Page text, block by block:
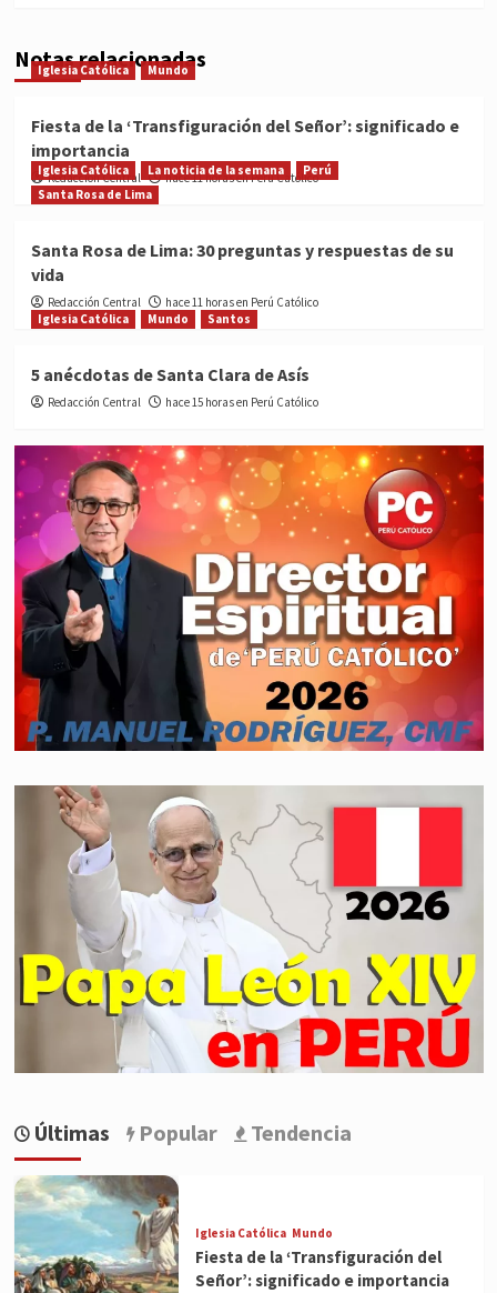
Notas relacionadas
Iglesia Católica Mundo
Fiesta de la ‘Transfiguración del Señor’: significado e
importancia
Redacción Central hace 11 horas en Perú Católico
Iglesia Católica La noticia de la semana
Perú
Santa Rosa de Lima
Santa Rosa de Lima: 30 preguntas y respuestas de su
vida
Redacción Central
hace 11 horas en Perú Católico
Iglesia Católica
Mundo Santos
5 anécdotas de Santa Clara de Asís
Redacción Central hace 15 horas en Perú Católico
Últimas Popular Tendencia
Iglesia Católica Mundo
Fiesta de la ‘Transfiguración del
Señor’: significado e importancia